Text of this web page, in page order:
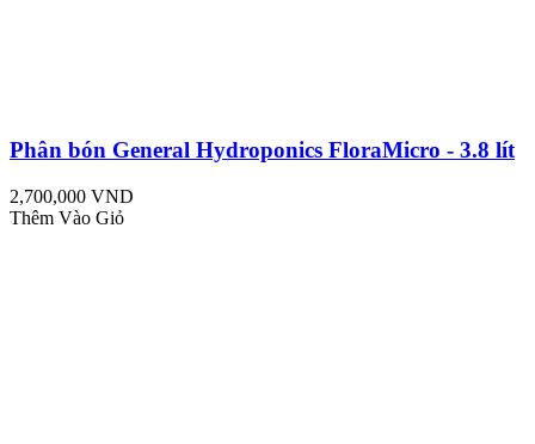
Phân bón General Hydroponics FloraMicro - 3.8 lít
2,700,000 VND
Thêm Vào Giỏ